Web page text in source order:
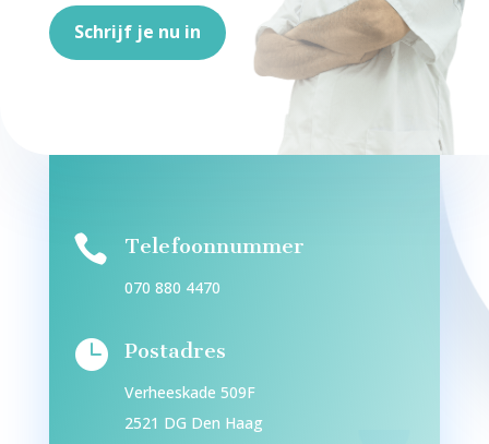
Schrijf je nu in
 Telefoonnummer
070 880 4470
 Postadres
Verheeskade 509F
2521 DG Den Haag